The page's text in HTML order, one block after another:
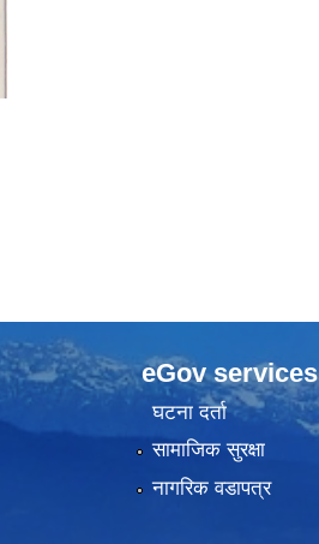
eGov services
घटना दर्ता
सामाजिक सुरक्षा
नागरिक वडापत्र